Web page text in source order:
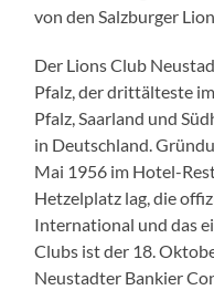
von den Salzburger
Der Lions Club
Pfalz, der drittälteste
Pfalz, Saarland und
in Deutschland.
Mai 1956 im Hotel-
Hetzelplatz lag, die
International und das
Clubs ist der 18.
Neustadter Bankier